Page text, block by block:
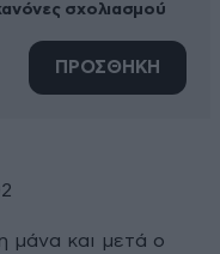
σχολιασμού
ΠΡΟΣΘΗΚΗ
μάνα και μετά ο